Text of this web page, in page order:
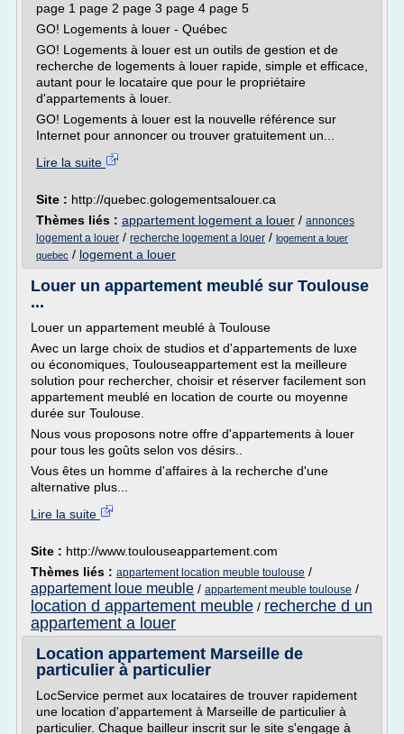
page 1 page 2 page 3 page 4 page 5
GO! Logements à louer - Québec
GO! Logements à louer est un outils de gestion et de
recherche de logements à louer rapide, simple et efficace,
autant pour le locataire que pour le propriétaire
d'appartements à louer.
GO! Logements à louer est la nouvelle référence sur
Internet pour annoncer ou trouver gratuitement un...
Lire la suite
Site : http://quebec.gologementsalouer.ca
Thèmes liés : appartement logement a louer / annonces
logement a louer / recherche logement a louer / logement a louer
quebec / logement a louer
Louer un appartement meublé sur Toulouse
...
Louer un appartement meublé à Toulouse
Avec un large choix de studios et d'appartements de luxe
ou économiques, Toulouseappartement est la meilleure
solution pour rechercher, choisir et réserver facilement son
appartement meublé en location de courte ou moyenne
durée sur Toulouse.
Nous vous proposons notre offre d'appartements à louer
pour tous les goûts selon vos désirs..
Vous êtes un homme d'affaires à la recherche d'une
alternative plus...
Lire la suite
Site : http://www.toulouseappartement.com
Thèmes liés : appartement location meuble toulouse /
appartement loue meuble / appartement meuble toulouse /
location d appartement meuble / recherche d un
appartement a louer
Location appartement Marseille de
particulier à particulier
LocService permet aux locataires de trouver rapidement
une location d'appartement à Marseille de particulier à
particulier. Chaque bailleur inscrit sur le site s'engage à